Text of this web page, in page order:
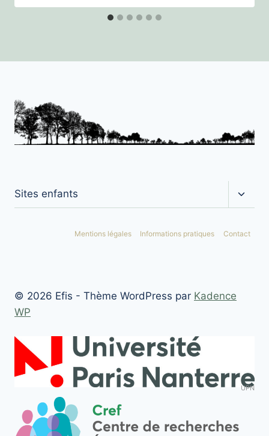
Sites enfants
le
enfant
Mentions légales Informations pratiques Contact
© 2026 Efis - Thème WordPress par Kadence
WP
UPN